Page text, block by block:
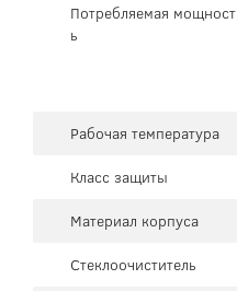
Потребляемая мощност
ь
Рабочая температура
Класс защиты
Материал корпуса
Стеклоочиститель